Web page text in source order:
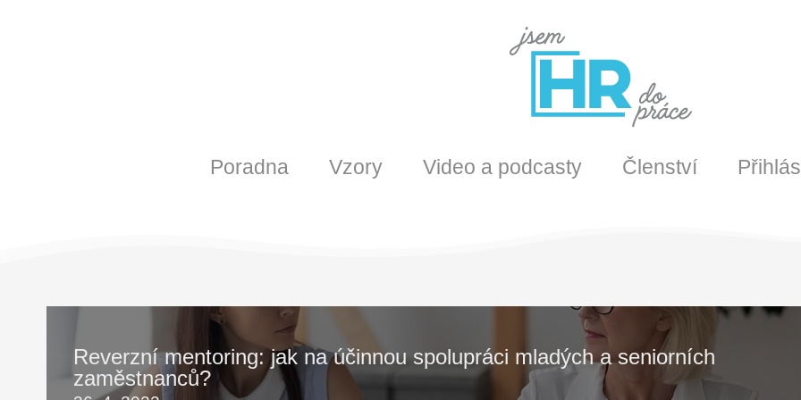
Poradna Vzory Video a podcasty Členství
Reverzní mentoring: jak na účinnou spolupráci mladých a seniorních
zaměstnanců?